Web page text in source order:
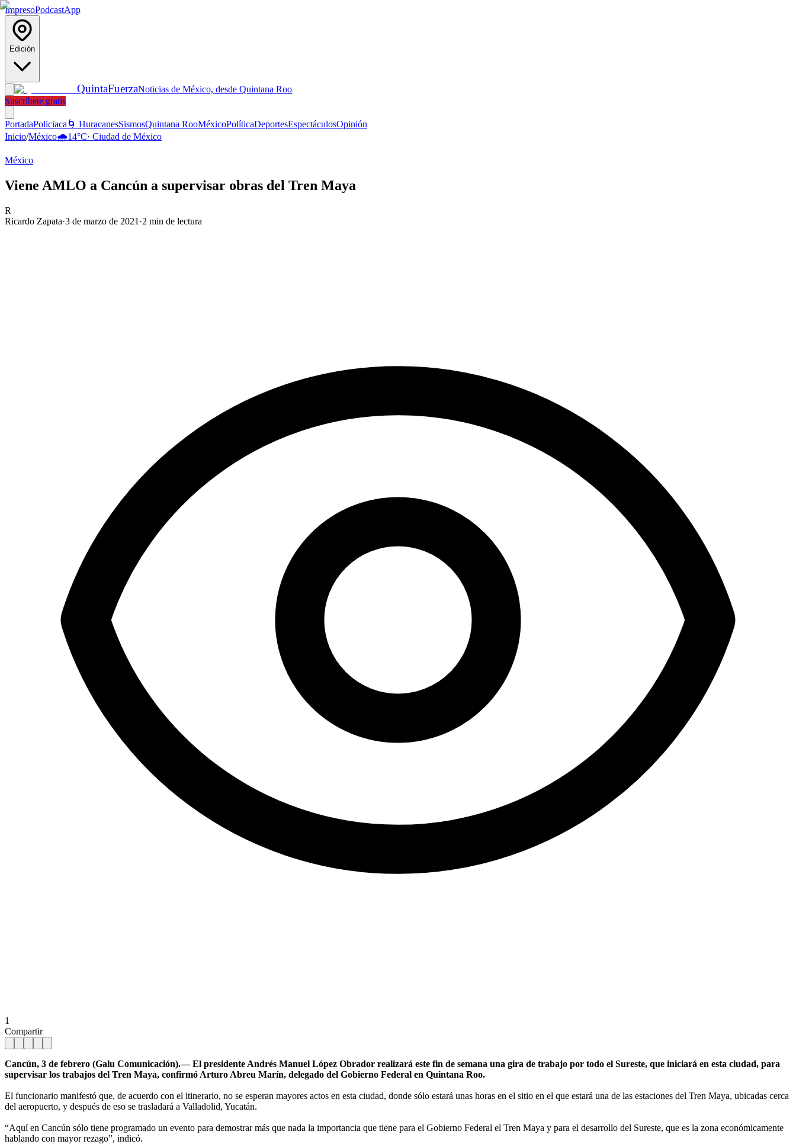
ImpresoPodcastApp
Edición
QuintaFuerzaNoticias de México, desde Quintana Roo
Suscríbete gratis
PortadaPoliciaca 🌀 HuracanesSismosQuintana RooMéxicoPolíticaDeportesEspectáculosOpinión
Inicio/México🌧️14°C· Ciudad de México
México
Viene AMLO a Cancún a supervisar obras del Tren Maya
R
Ricardo Zapata·3 de marzo de 2021 ·2 min de lectura
1
Compartir
Cancún, 3 de febrero (Galu Comunicación).— El presidente Andrés Manuel López Obrador realizará este fin de semana una gira de trabajo por todo el Sureste, que iniciará en esta ciudad, para
supervisar los trabajos del Tren Maya, confirmó Arturo Abreu Marín, delegado del Gobierno Federal en Quintana Roo.
El funcionario manifestó que, de acuerdo con el itinerario, no se esperan mayores actos en esta ciudad, donde sólo estará unas horas en el sitio en el que estará una de las estaciones del Tren Maya, ubicadas cerca
del aeropuerto, y después de eso se trasladará a Valladolid, Yucatán.
“Aquí en Cancún sólo tiene programado un evento para demostrar más que nada la importancia que tiene para el Gobierno Federal el Tren Maya y para el desarrollo del Sureste, que es la zona económicamente
hablando con mayor rezago”, indicó.